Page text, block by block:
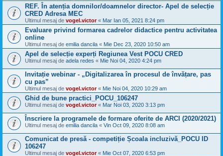
REF. În atenția domnilor/doamnelor director- Apel de selecție
CRED Adresa MEC
Ultimul mesaj de vogel.victor« Mar Ian 05, 2021 8:24 pm
Evaluare privind formarea cadrelor didactice pentru activitatea
online
Ultimul mesaj de emilia dancila « Mie Dec 23, 2020 10:50 am
Apel de selecție experți Regiunea Vest POCU CRED
Ultimul mesaj de adela redes « Mie Noi 04, 2020 4:24 pm
Invitație webinar - „Digitalizarea în procesul de învățare, pas
cu pas”
Ultimul mesaj de vogel.victor« Mie Noi 04, 2020 10:29 am
Ghid de bune practici_POCU_106247
Ultimul mesaj de vogel.victor« Mar Noi 03, 2020 3:13 pm
Înscriere la programele de formare oferite de ARCI (2020/2021)
Ultimul mesaj de emilia dancila « Vin Oct 09, 2020 8:08 am
Comunicat de presă - competiție Școala incluzivă_POCU ID
106247
Ultimul mesaj de vogel.victor« Mie Oct 07, 2020 6:53 pm